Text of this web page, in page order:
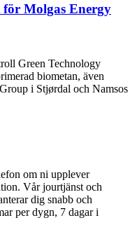
Molgas Energy
Green Technology
biometan, även
i Stjørdal och Namsos
om ni upplever
Vår jourtjänst och
dig snabb och
per dygn, 7 dagar i